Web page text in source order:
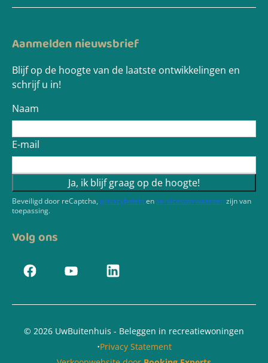
Aanmelden nieuwsbrief
Blijf op de hoogte van de laatste ontwikkelingen en
schrijf u in!
Naam
E-mail
Ja, ik blijf graag op de hoogte!
Beveiligd door reCaptcha, privacybeleidenservicevoorwaardenzijn van
toepassing.
Volg ons
© 2026 UwBuitenhuis - Beleggen in recreatiewoningen
·Privacy Statement